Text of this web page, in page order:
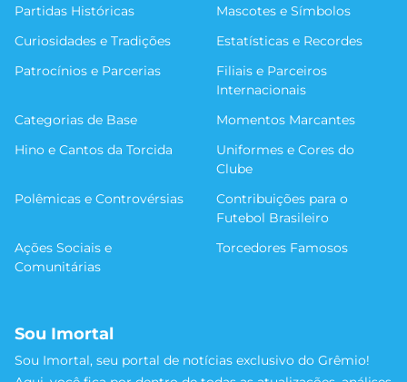
Partidas Históricas
Mascotes e Símbolos
Curiosidades e Tradições
Estatísticas e Recordes
Patrocínios e Parcerias
Filiais e Parceiros
Internacionais
Categorias de Base
Momentos Marcantes
Hino e Cantos da Torcida
Uniformes e Cores do
Clube
Polêmicas e Controvérsias
Contribuições para o
Futebol Brasileiro
Ações Sociais e
Comunitárias
Torcedores Famosos
Sou Imortal
Sou Imortal, seu portal de notícias exclusivo do Grêmio!